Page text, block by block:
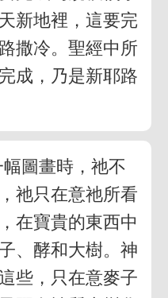
新地裡，這要完
撒冷。聖經中所
成，乃是新耶路
圖畫時，祂不
祂只在意祂所看
在寶貴的東西中
、酵和大樹。神
些，只在意麥子